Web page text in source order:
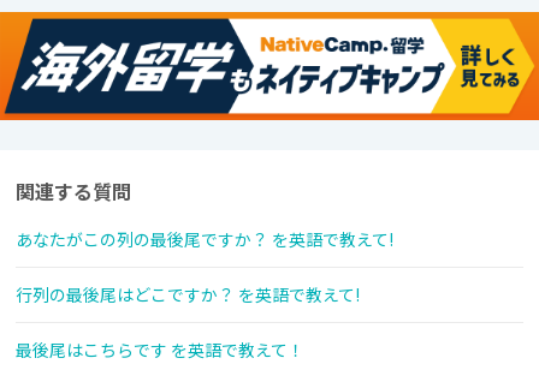
関連する質問
あなたがこの列の最後尾ですか？ を英語で教えて!
行列の最後尾はどこですか？ を英語で教えて!
最後尾はこちらです を英語で教えて！